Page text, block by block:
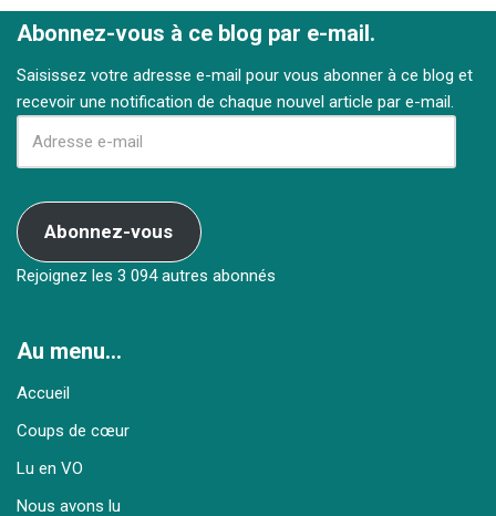
Abonnez-vous à ce blog par e-mail.
Saisissez votre adresse e-mail pour vous abonner à ce blog et
recevoir une notification de chaque nouvel article par e-mail.
Abonnez-vous
Rejoignez les 3 094 autres abonnés
Au menu…
Accueil
Coups de cœur
Lu en VO
Nous avons lu